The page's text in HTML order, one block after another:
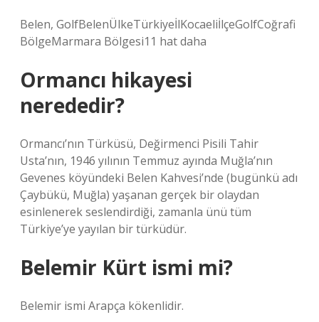
Belen, GolfBelenÜlkeTürkiyeİlKocaeliİlçeGolfCoğrafi
BölgeMarmara Bölgesi11 hat daha
Ormancı hikayesi
nerededir?
Ormancı’nın Türküsü, Değirmenci Pisili Tahir
Usta’nın, 1946 yılının Temmuz ayında Muğla’nın
Gevenes köyündeki Belen Kahvesi’nde (bugünkü adı
Çaybükü, Muğla) yaşanan gerçek bir olaydan
esinlenerek seslendirdiği, zamanla ünü tüm
Türkiye’ye yayılan bir türküdür.
Belemir Kürt ismi mi?
Belemir ismi Arapça kökenlidir.